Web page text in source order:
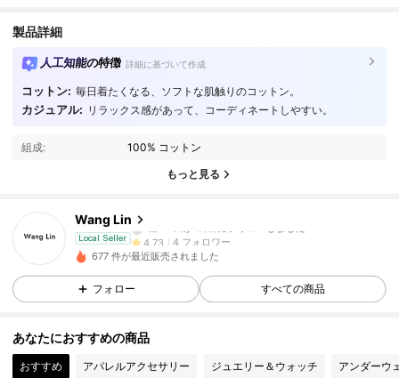
製品詳細
人工知能の特徴 詳細に基づいて作成
コットン: 毎日着たくなる、ソフトな肌触りのコットン。
カジュアル: リラックス感があって、コーディネートしやすい。
組成: 100% コットン
もっと見る
Wang Lin
Local Seller
4.73 4 フォロワー
4.73 4 フォロワー
4.73
4 フォロワー
y***1は1日前 に購入しました
4 フォロワー
677 件が最近販売されました
フォロー すべての商品
あなたにおすすめの商品
おすすめ アパレルアクセサリー ジュエリー＆ウォッチ アンダーウ